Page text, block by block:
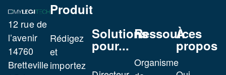
12 rue de
l’avenir
14760
Bretteville
Produit
Rédigez
et
importez
Solutions
pour...
Ressources
Organisme
À
propos